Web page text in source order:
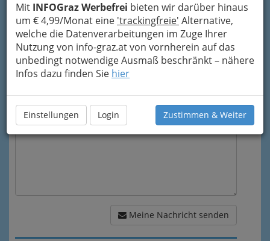
Mit INFOGraz Werbefrei bieten wir darüber hinaus
um € 4,99/Monat eine 'trackingfreie' Alternative,
welche die Datenverarbeitungen im Zuge Ihrer
Nutzung von info-graz.at von vornherein auf das
unbedingt notwendige Ausmaß beschränkt – nähere
Infos dazu finden Sie hier
Einstellungen Login Zustimmen & Weiter
Mein Betreff
Meine Nachricht
Meine Nachricht senden